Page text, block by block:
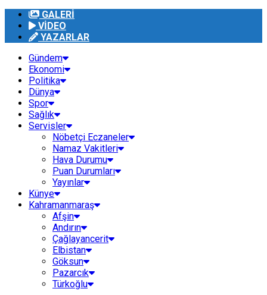
GALERİ
VİDEO
YAZARLAR
Gündem
Ekonomi
Politika
Dünya
Spor
Sağlık
Servisler
Nöbetçi Eczaneler
Namaz Vakitleri
Hava Durumu
Puan Durumları
Yayınlar
Künye
Kahramanmaraş
Afşin
Andırın
Çağlayancerit
Elbistan
Göksun
Pazarcık
Türkoğlu